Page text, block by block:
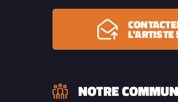
L'ARTISTE
NOTRE